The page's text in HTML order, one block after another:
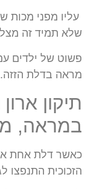
עליו מפני מכות
שלא תמיד זה
פשוט של ילדים
מראה בדלת הזזה.
תיקון
במראה,
כאשר דלת אחת
הזכוכית התנפצו